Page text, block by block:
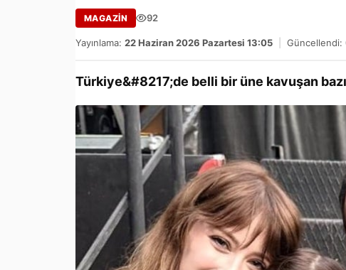
MAGAZİN 92
Yayınlama: 22 Haziran 2026 Pazartesi 13:05 Güncellendi:
Türkiye&#8217;de belli bir üne kavuşan